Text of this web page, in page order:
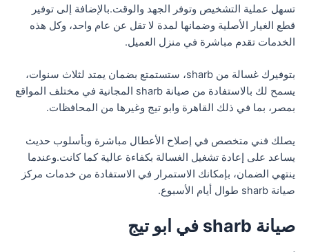
تسهل عملية التشخيص وتوفر الجهد والوقت.بالإضافة إلى توفير
قطع الغيار الأصلية وضمانها لمدة لا تقل عن عام واحد، وكل هذه
الخدمات تقدم مباشرة في منزل العميل.
بتوفيرك غسالة من sharb، ستستمتع بضمان يمتد لثلاث سنوات،
يسمح لك بالاستفادة من صيانة sharb المجانية في مختلف المواقع
بمصر، بما في ذلك القاهرة وابو تيج وغيرها من المحافظات.
يصلك فني متخصص في إصلاح الأعطال مباشرة وبأسلوب حديث
يساعد على إعادة تشغيل الغسالة بكفاءة عالية كما كانت.وعندما
ينتهي الضمان، بإمكانك الاستمرار في الاستفادة من خدمات مركز
صيانة sharb طوال أيام الأسبوع.
صيانة sharb في ابو تيج